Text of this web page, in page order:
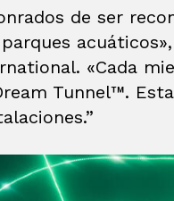
de ser
«Cada
Tunnel™.